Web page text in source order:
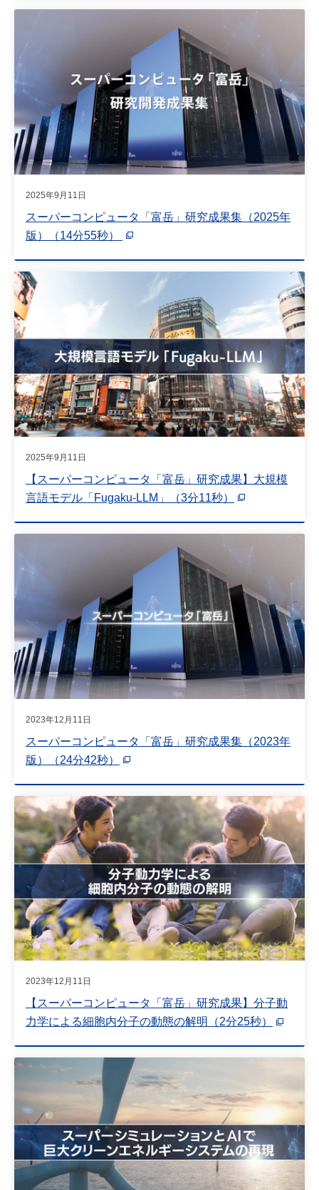
2025年9月11日
スーパーコンピュータ「富岳」研究成果集（2025年
版）（14分55秒）
2025年9月11日
【スーパーコンピュータ「富岳」研究成果】大規模
言語モデル「Fugaku-LLM」（3分11秒）
2023年12月11日
スーパーコンピュータ「富岳」研究成果集（2023年
版）（24分42秒）
2023年12月11日
【スーパーコンピュータ「富岳」研究成果】分子動
力学による細胞内分子の動態の解明（2分25秒）